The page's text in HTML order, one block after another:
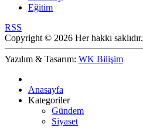
Eğitim
RSS
Copyright © 2026 Her hakkı saklıdır.
Yazılım & Tasarım: WK Bilişim
Anasayfa
Kategoriler
Gündem
Siyaset